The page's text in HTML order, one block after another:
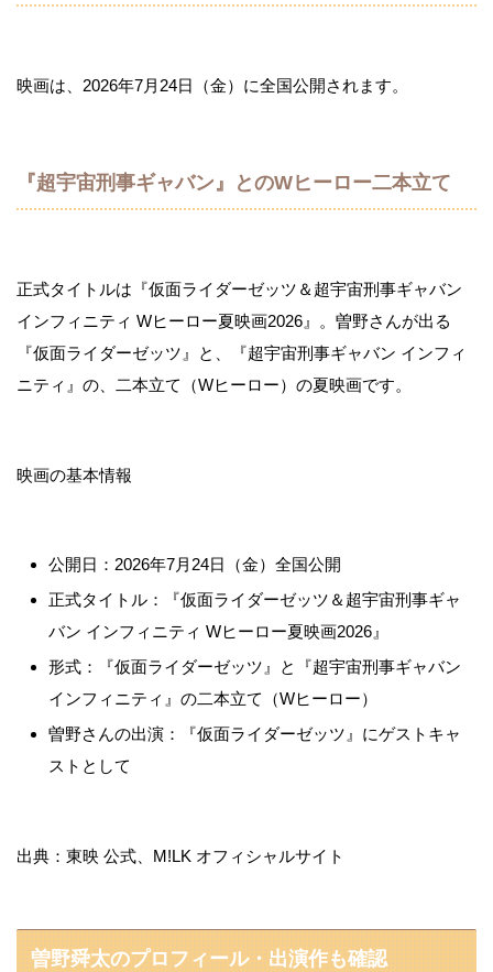
映画は、2026年7月24日（金）に全国公開されます。
『超宇宙刑事ギャバン』とのWヒーロー二本立て
正式タイトルは『仮面ライダーゼッツ＆超宇宙刑事ギャバン
インフィニティ Wヒーロー夏映画2026』。曽野さんが出る
『仮面ライダーゼッツ』と、『超宇宙刑事ギャバン インフィ
ニティ』の、二本立て（Wヒーロー）の夏映画です。
映画の基本情報
公開日：2026年7月24日（金）全国公開
正式タイトル：『仮面ライダーゼッツ＆超宇宙刑事ギャ
バン インフィニティ Wヒーロー夏映画2026』
形式：『仮面ライダーゼッツ』と『超宇宙刑事ギャバン
インフィニティ』の二本立て（Wヒーロー）
曽野さんの出演：『仮面ライダーゼッツ』にゲストキャ
ストとして
出典：東映 公式、M!LK オフィシャルサイト
曽野舜太のプロフィール・出演作も確認